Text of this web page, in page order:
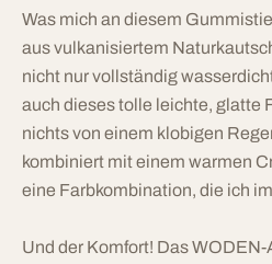
Was mich an diesem
aus vulkanisiertem
nicht nur vollständig
auch dieses tolle leichte, glatte
nichts von einem klobigen
kombiniert mit einem warmen
eine Farbkombination, die ich
Und der Komfort! Das